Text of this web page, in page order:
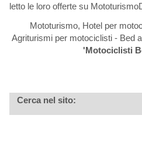
letto le loro offerte su
Mototurismo, Hotel per
Agriturismi per motociclisti - Bed
'Motociclisti
Cerca nel sito: